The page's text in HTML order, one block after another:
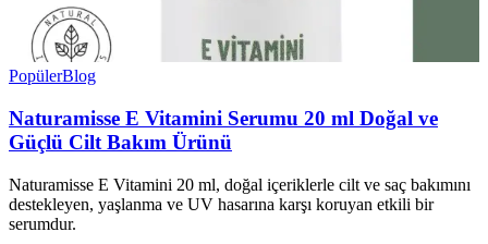
PopülerBlog
Naturamisse E Vitamini Serumu 20 ml Doğal ve
Güçlü Cilt Bakım Ürünü
Naturamisse E Vitamini 20 ml, doğal içeriklerle cilt ve saç bakımını
destekleyen, yaşlanma ve UV hasarına karşı koruyan etkili bir
serumdur.